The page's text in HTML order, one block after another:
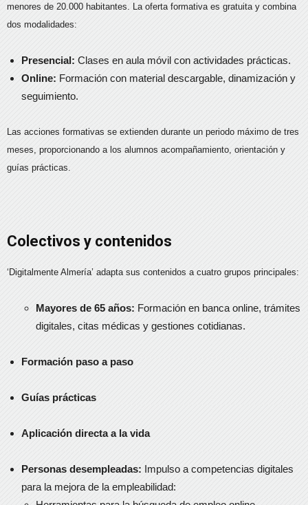
menores de 20.000 habitantes. La oferta formativa es gratuita y combina
dos modalidades:
Presencial: Clases en aula móvil con actividades prácticas.
Online: Formación con material descargable, dinamización y
seguimiento.
Las acciones formativas se extienden durante un periodo máximo de tres
meses, proporcionando a los alumnos acompañamiento, orientación y
guías prácticas.
Colectivos y contenidos
‘Digitalmente Almería’ adapta sus contenidos a cuatro grupos principales:
Mayores de 65 años: Formación en banca online, trámites
digitales, citas médicas y gestiones cotidianas.
Formación paso a paso
Guías prácticas
Aplicación directa a la vida
Personas desempleadas: Impulso a competencias digitales
para la mejora de la empleabilidad: